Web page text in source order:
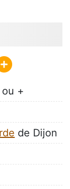
+
de Dijon